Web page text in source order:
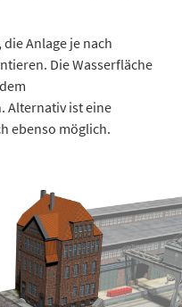
Anlage je nach
Die Wasserfläche
Alternativ ist eine
ebenso möglich.